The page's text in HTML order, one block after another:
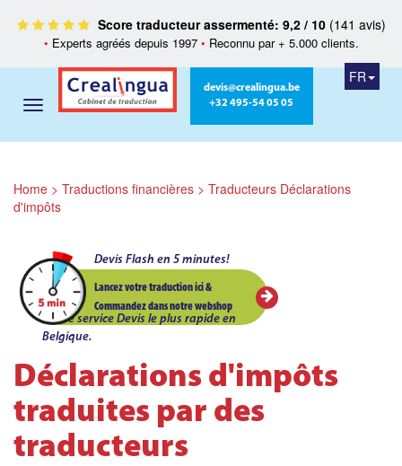
Score traducteur assermenté: 9,2 / 10(141 avis)
• Experts agréés depuis 1997 • Reconnu par + 5.000 clients.
devis@crealingua.be
+32 495-54 05 05
FR
Home > Traductions financières > Traducteurs Déclarations
d'impôts
Devis Flash en 5 minutes!
Lancez votre traduction ici &
Commandez dans notre webshop
Le service Devis le plus rapide en
Belgique.
Déclarations d'impôts
traduites par des
traducteurs